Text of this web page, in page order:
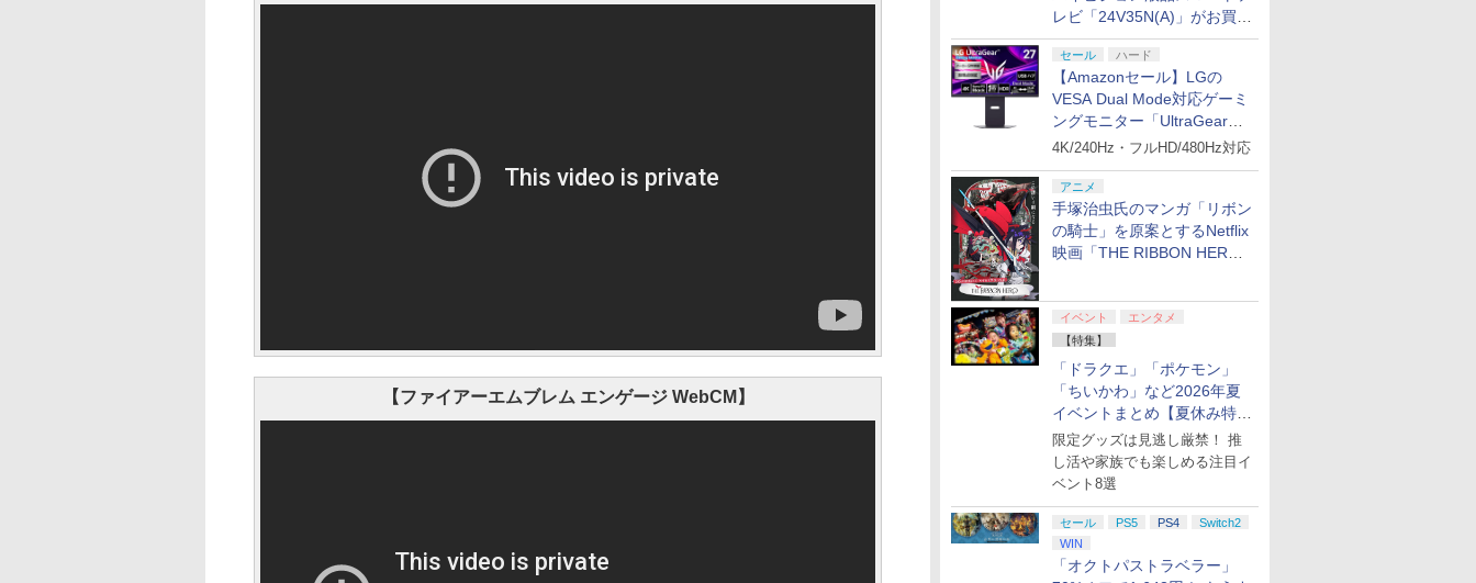
レビ「24V35N(A)」がお買い
得！
セール ハード
【Amazonセール】LGの
VESA Dual Mode対応ゲーミ
ングモニター「UltraGear
27G850A-B」がお買い得！
4K/240Hz・フルHD/480Hz対応
アニメ
手塚治虫氏のマンガ「リボン
の騎士」を原案とするNetflix
映画「THE RIBBON HERO
イベント
エンタメ
【特集】
「ドラクエ」「ポケモン」
「ちいかわ」など2026年夏
イベントまとめ【夏休み特
集】
限定グッズは見逃し厳禁！ 推
し活や家族でも楽しめる注目イ
ベント8選
セール PS5 PS4
Switch2
WIN
「オクトパストラベラー」
【ファイアーエムブレム エンゲージ WebCM】